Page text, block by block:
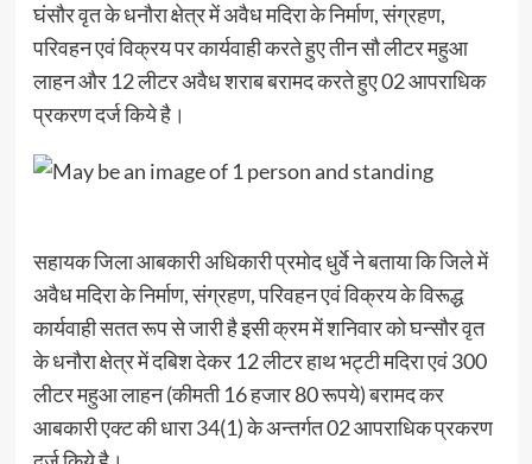
घंसौर वृत के धनौरा क्षेत्र में अवैध मदिरा के निर्माण, संग्रहण,
परिवहन एवं विक्रय पर कार्यवाही करते हुए तीन सौ लीटर महुआ
लाहन और 12 लीटर अवैध शराब बरामद करते हुए 02 आपराधिक
प्रकरण दर्ज किये है।
सहायक जिला आबकारी अधिकारी प्रमोद धुर्वे ने बताया कि जिले में
अवैध मदिरा के निर्माण, संग्रहण, परिवहन एवं विक्रय के विरूद्ध
कार्यवाही सतत रूप से जारी है इसी क्रम में शनिवार को घन्सौर वृत
के धनौरा क्षेत्र में दबिश देकर 12 लीटर हाथ भट्टी मदिरा एवं 300
लीटर महुआ लाहन (कीमती 16 हजार 80 रूपये) बरामद कर
आबकारी एक्ट की धारा 34(1) के अन्तर्गत 02 आपराधिक प्रकरण